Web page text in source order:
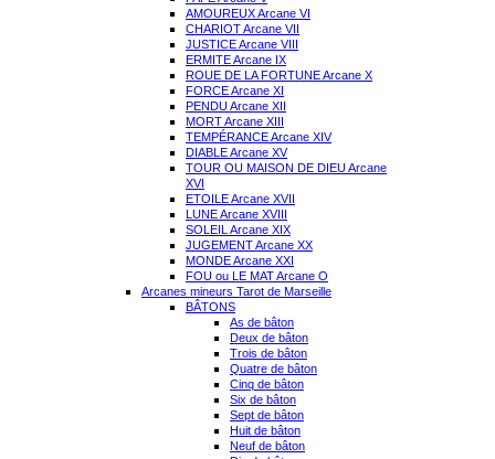
AMOUREUX Arcane VI
CHARIOT Arcane VII
JUSTICE Arcane VIII
ERMITE Arcane IX
ROUE DE LA FORTUNE Arcane X
FORCE Arcane XI
PENDU Arcane XII
MORT Arcane XIII
TEMPÉRANCE Arcane XIV
DIABLE Arcane XV
TOUR OU MAISON DE DIEU Arcane
XVI
ETOILE Arcane XVII
LUNE Arcane XVIII
SOLEIL Arcane XIX
JUGEMENT Arcane XX
MONDE Arcane XXI
FOU ou LE MAT Arcane O
Arcanes mineurs Tarot de Marseille
BÂTONS
As de bâton
Deux de bâton
Trois de bâton
Quatre de bâton
Cinq de bâton
Six de bâton
Sept de bâton
Huit de bâton
Neuf de bâton